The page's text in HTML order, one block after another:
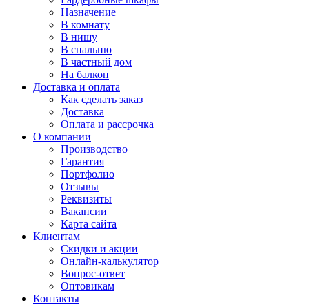
Назначение
В комнату
В нишу
В спальню
В частный дом
На балкон
Доставка и оплата
Как сделать заказ
Доставка
Оплата и рассрочка
О компании
Производство
Гарантия
Портфолио
Отзывы
Реквизиты
Вакансии
Карта сайта
Клиентам
Скидки и акции
Онлайн-калькулятор
Вопрос-ответ
Оптовикам
Контакты